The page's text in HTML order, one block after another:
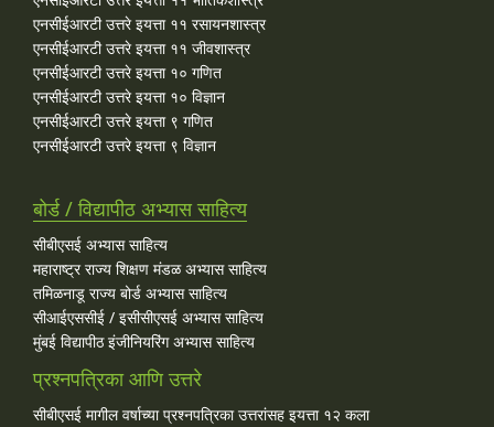
एनसीईआरटी उत्तरे इयत्ता ११ रसायनशास्त्र
एनसीईआरटी उत्तरे इयत्ता ११ जीवशास्त्र
एनसीईआरटी उत्तरे इयत्ता १० गणित
एनसीईआरटी उत्तरे इयत्ता १० विज्ञान
एनसीईआरटी उत्तरे इयत्ता ९ गणित
एनसीईआरटी उत्तरे इयत्ता ९ विज्ञान
बोर्ड / विद्यापीठ अभ्यास साहित्य
सीबीएसई अभ्यास साहित्य
महाराष्ट्र राज्य शिक्षण मंडळ अभ्यास साहित्य
तमिळनाडू राज्य बोर्ड अभ्यास साहित्य
सीआईएससीई / इसीसीएसई अभ्यास साहित्य
मुंबई विद्यापीठ इंजीनियरिंग अभ्यास साहित्य
प्रश्नपत्रिका आणि उत्तरे
सीबीएसई मागील वर्षाच्या प्रश्‍नपत्रिका उत्तरांसह इयत्ता १२ कला